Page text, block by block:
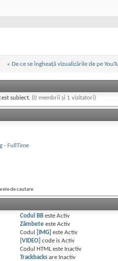
« De ce se îngheață vizualizările de pe
subiect. (0 membrii și 1 vizitatori)
- FullTime
de cautare
Codul BB esteActiv
Zâmbete esteActiv
Codul
[IMG] esteActiv
[VIDEO] code isActiv
Codul HTML este Inactiv
Trackbacks are Inactiv